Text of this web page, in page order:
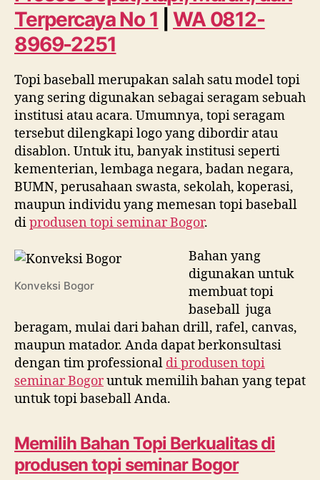
Murah,
dan
|
WA
0812
8969
2251
Terpercaya No 1 |WA 0812-
8969-2251
Topi baseball merupakan salah satu model topi
yang sering digunakan sebagai seragam sebuah
institusi atau acara. Umumnya, topi seragam
tersebut dilengkapi logo yang dibordir atau
disablon. Untuk itu, banyak institusi seperti
kementerian, lembaga negara, badan negara,
BUMN, perusahaan swasta, sekolah, koperasi,
maupun individu yang memesan topi baseball
diprodusen topi seminar Bogor.
Konveksi Bogor
Bahan yang
digunakan untuk
membuat topi
baseball juga
beragam, mulai dari bahan drill, rafel, canvas,
maupun matador. Anda dapat berkonsultasi
dengan tim professional diprodusen topi
seminar Bogoruntuk memilih bahan yang tepat
untuk topi baseball Anda.
Memilih Bahan Topi Berkualitas di
produsen topi seminar Bogor